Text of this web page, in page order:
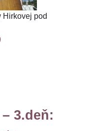
Hirkovej pod
3.deň: